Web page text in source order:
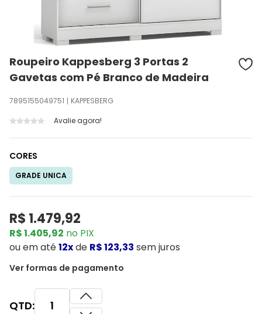
Roupeiro Kappesberg 3 Portas 2
Gavetas com Pé Branco de Madeira
7895155049751
KAPPESBERG
Avalie agora!
R$ 1.479,92
R$ 1.405,92 no PIX
ouem até12xde R$ 123,33 sem juros
Ver formas de pagamento
CORES
GRADE UNICA
QTD: